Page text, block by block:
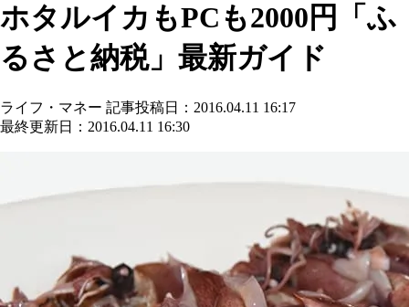
ホタルイカもPCも2000円「ふ
るさと納税」最新ガイド
ライフ・マネー 記事投稿日：2016.04.11 16:17
最終更新日：2016.04.11 16:30